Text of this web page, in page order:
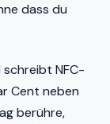
dass du
schreibt NFC-
Cent neben
berühre,